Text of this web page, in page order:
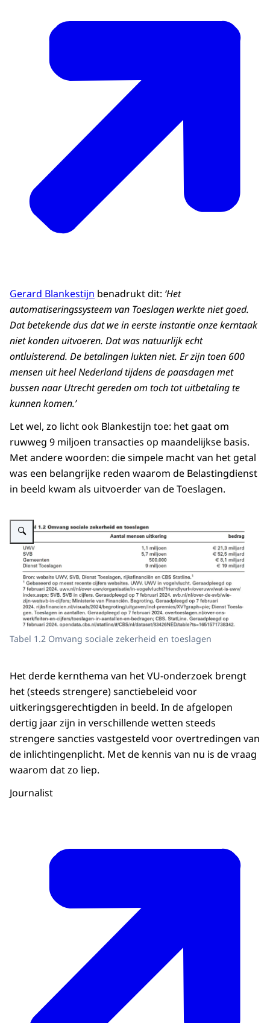
Gerard Blankestijn benadrukt dit: ‘Het
automatiseringssysteem van Toeslagen werkte niet goed.
Dat betekende dus dat we in eerste instantie onze kerntaak
niet konden uitvoeren. Dat was natuurlijk echt
ontluisterend. De betalingen lukten niet. Er zijn toen 600
mensen uit heel Nederland tijdens de paasdagen met
bussen naar Utrecht gereden om toch tot uitbetaling te
kunnen komen.’
Let wel, zo licht ook Blankestijn toe: het gaat om
ruwweg 9 miljoen transacties op maandelijkse basis.
Met andere woorden: die simpele macht van het getal
was een belangrijke reden waarom de Belastingdienst
in beeld kwam als uitvoerder van de Toeslagen.
Vergroot afbeelding Tabel 1.2 Omvang sociale zekerheid en toeslagen
Tabel 1.2 Omvang sociale zekerheid en toeslagen
Het derde kernthema van het VU-onderzoek brengt
het (steeds strengere) sanctiebeleid voor
uitkeringsgerechtigden in beeld. In de afgelopen
dertig jaar zijn in verschillende wetten steeds
strengere sancties vastgesteld voor overtredingen van
de inlichtingenplicht. Met de kennis van nu is de vraag
waarom dat zo liep.
Journalist